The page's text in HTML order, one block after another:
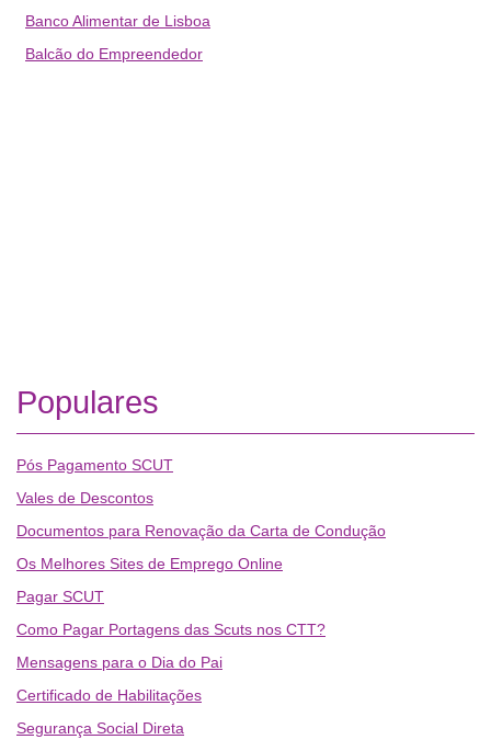
Banco Alimentar de Lisboa
Balcão do Empreendedor
Populares
Pós Pagamento SCUT
Vales de Descontos
Documentos para Renovação da Carta de Condução
Os Melhores Sites de Emprego Online
Pagar SCUT
Como Pagar Portagens das Scuts nos CTT?
Mensagens para o Dia do Pai
Certificado de Habilitações
Segurança Social Direta